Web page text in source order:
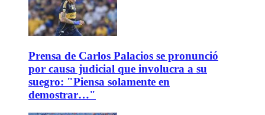
Prensa de Carlos Palacios se pronunció
por causa judicial que involucra a su
suegro: "Piensa solamente en
demostrar…"